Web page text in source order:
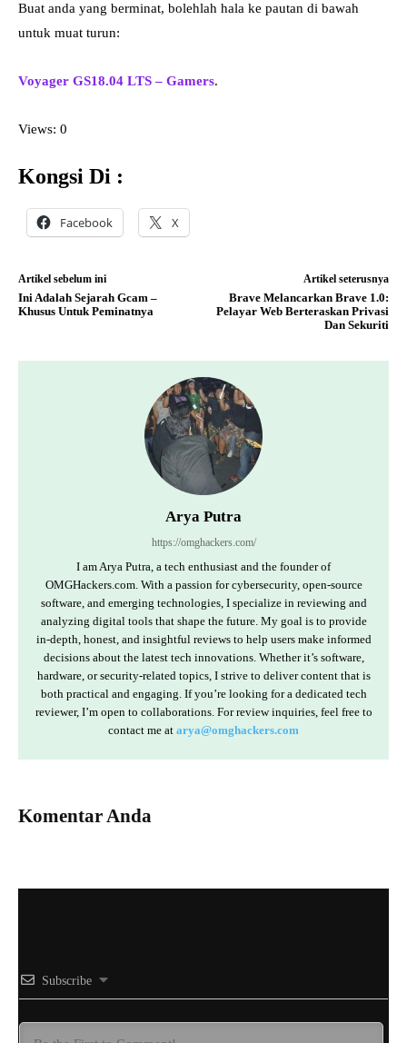
Buat anda yang berminat, bolehlah hala ke pautan di bawah
untuk muat turun:
Voyager GS18.04 LTS – Gamers.
Views: 0
Kongsi Di :
Facebook X
Artikel sebelum ini
Ini Adalah Sejarah Gcam –
Khusus Untuk Peminatnya
Artikel seterusnya
Brave Melancarkan Brave 1.0:
Pelayar Web Berteraskan Privasi
Dan Sekuriti
Arya Putra
https://omghackers.com/
I am Arya Putra, a tech enthusiast and the founder of
OMGHackers.com. With a passion for cybersecurity, open-source
software, and emerging technologies, I specialize in reviewing and
analyzing digital tools that shape the future. My goal is to provide
in-depth, honest, and insightful reviews to help users make informed
decisions about the latest tech innovations. Whether it’s software,
hardware, or security-related topics, I strive to deliver content that is
both practical and engaging. If you’re looking for a dedicated tech
reviewer, I’m open to collaborations. For review inquiries, feel free to
contact me at arya@omghackers.com
Komentar Anda
Subscribe